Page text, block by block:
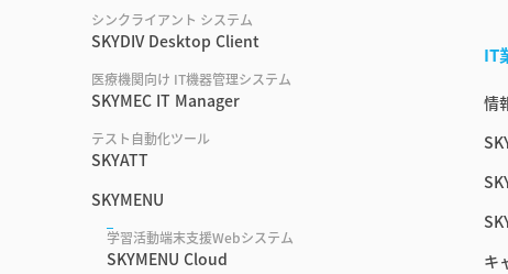
シンクライアント システム
SKYDIV Desktop Client
医療機関向け IT機器管理システム
SKYMEC IT Manager
テスト自動化ツール
SKYATT
SKYMENU
学習活動端末支援Webシステム
SKYMENU Cloud
IT
情
キ